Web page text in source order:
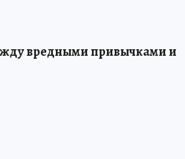
вредными привычками и